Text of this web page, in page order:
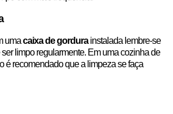
umacaixa de gordurainstalada lembre-se
limpo regularmente. Em uma cozinha de
é recomendado que a limpeza se faça